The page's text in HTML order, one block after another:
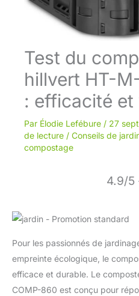
Test du
hillvert HT-
: efficacité et
Par Élodie Lefébure / 27
de lecture / Conseils de
compostage
4.9/5
Pour les passionnés de
empreinte écologique, le
efficace et durable. Le
COMP-860 est conçu pour